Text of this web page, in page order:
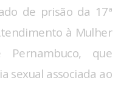
de prisão da 17ª
à Mulher
que
sexual associada ao